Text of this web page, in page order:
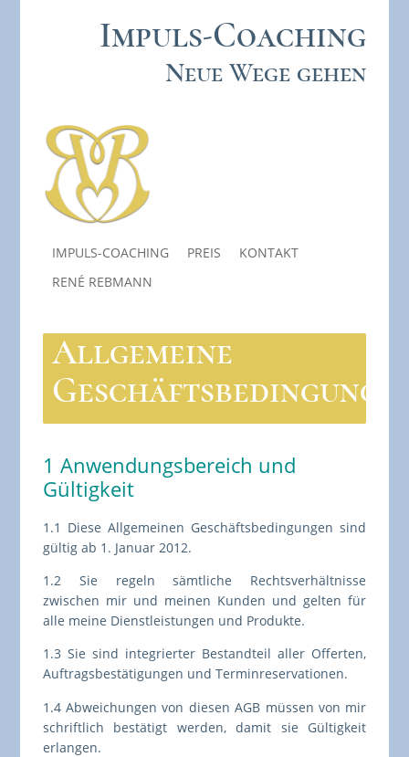
Impuls-Coaching
Neue Wege gehen
IMPULS-COACHING PREIS
KONTAKT
RENÉ REBMANN
Allgemeine
1 Anwendungsbereich und
Gültigkeit
1.1 Diese Allgemeinen Geschäftsbedingungen sind
gültig ab 1. Januar 2012.
1.2 Sie regeln sämtliche Rechtsverhältnisse
zwischen mir und meinen Kunden und gelten für
alle meine Dienstleistungen und Produkte.
1.3 Sie sind integrierter Bestandteil aller Offerten,
Auftragsbestätigungen und Terminreservationen.
1.4 Abweichungen von diesen AGB müssen von mir
schriftlich bestätigt werden, damit sie Gültigkeit
erlangen.